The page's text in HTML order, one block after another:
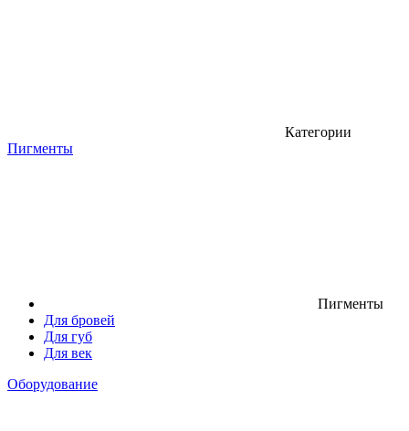
Категории
Пигменты
Пигменты
Для бровей
Для губ
Для век
Оборудование